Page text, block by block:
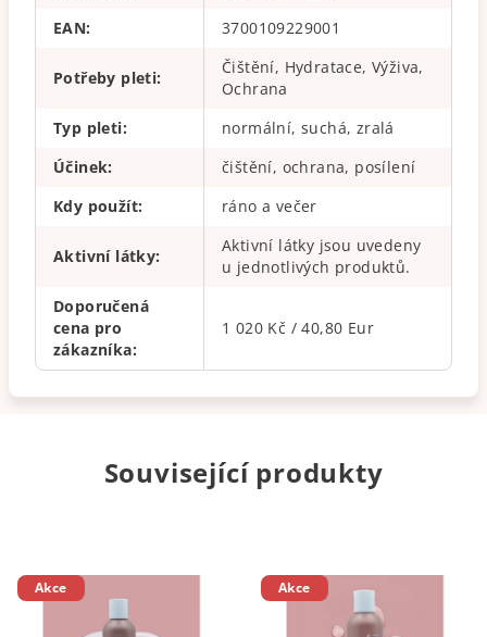
EAN: 3700109229001
Potřeby pleti:
Čištění, Hydratace, Výživa,
Ochrana
Typ pleti:
normální, suchá, zralá
Účinek:
čištění, ochrana, posílení
Kdy použít: ráno a večer
Aktivní látky:
Aktivní látky jsou uvedeny
u jednotlivých produktů.
Doporučená
cena pro
zákazníka:
1 020 Kč / 40,80 Eur
Související produkty
Akce Akce